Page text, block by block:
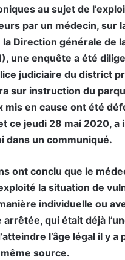
au sujet de
par un médecin, sur
Direction générale de
une enquête a été
judiciaire du district
sur instruction du
mis en cause ont été
ce jeudi 28 mai 2020, a
dans un communiqué.
ont conclu que le
la situation de
individuelle ou
arrêtée, qui était déjà
l’âge légal il y a
source.